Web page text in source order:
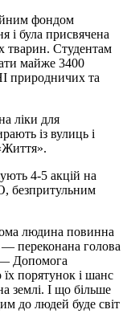
фондом
і була присвячена
тварин. Студентам
майже 3400
природничих та
ліки для
із вулиць і
4-5 акцій на
безпритульним
людина повинна
переконана голова
— Допомога
порятунок і шанс
землі. І що більше
до людей буде світ